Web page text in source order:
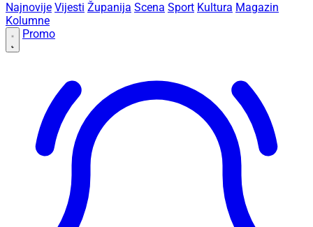
Najnovije Vijesti Županija Scena Sport Kultura Magazin
Kolumne
Promo